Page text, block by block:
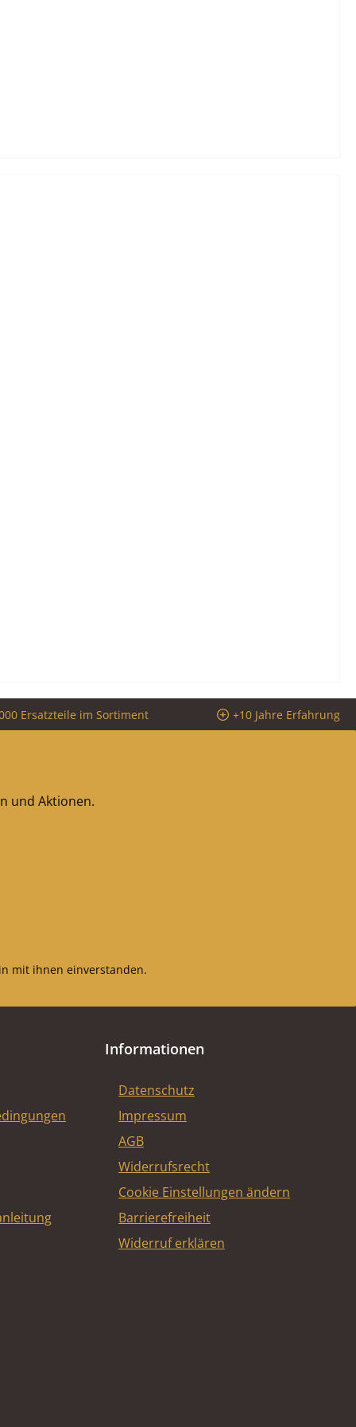
Ersatzteile im Sortiment +10 Jahre Erfahrung
und Aktionen.
mit ihnen einverstanden.
Informationen
Datenschutz
Impressum
AGB
Widerrufsrecht
Cookie Einstellungen ändern
Barrierefreiheit
Widerruf erklären